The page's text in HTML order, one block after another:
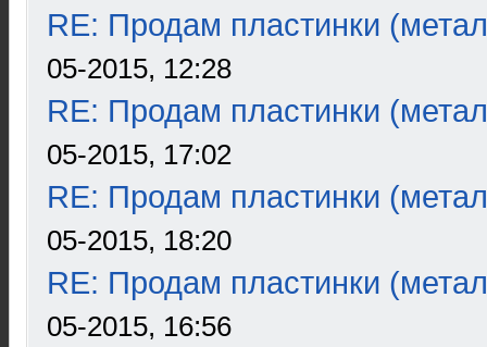
RE: Продам пластинки
05-2015, 12:28
RE: Продам пластинки
05-2015, 17:02
RE: Продам пластинки
05-2015, 18:20
RE: Продам пластинки
05-2015, 16:56